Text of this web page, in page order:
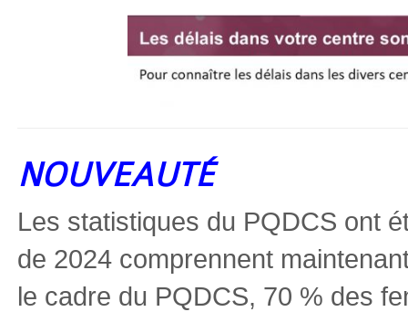
NOUVEAUTÉ
Les statistiques du PQDCS ont
de 2024 comprennent
le cadre du PQDCS, 70 % des